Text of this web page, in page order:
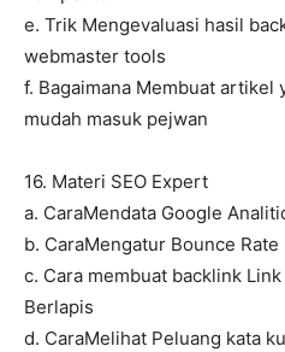
e. Trik Mengevaluasi hasil
webmaster tools
f. Bagaimana Membuat artikel
mudah masuk pejwan
16. Materi SEO Expert
a. CaraMendata Google
b. CaraMengatur Bounce Rate
c. Cara membuat backlink
Berlapis
d. CaraMelihat Peluang kata